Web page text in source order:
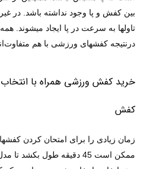
بین کفش و پا وجود نداشته باشد. در
تاولها به سرعت در پا ایجاد میشوند.
درنتیجه کفشهای ورزشی با هم
خرید کفش ورزشی همراه با
کفش
زمان زیادی را برای امتحان کردن
ممکن است 45 دقیقه طول